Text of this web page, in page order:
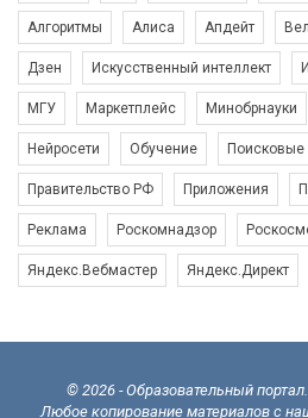
Алгоритмы Алиса Апдейт
Дзен Искусственный интеллект
МГУ Маркетплейс Минобрнауки
Нейросети Обучение Поисковые
Правительство РФ Приложения
Реклама Роскомнадзор
Яндекс.Вебмастер Яндекс.Директ
© 2026 - Образовательный
Любое копирование материалов с